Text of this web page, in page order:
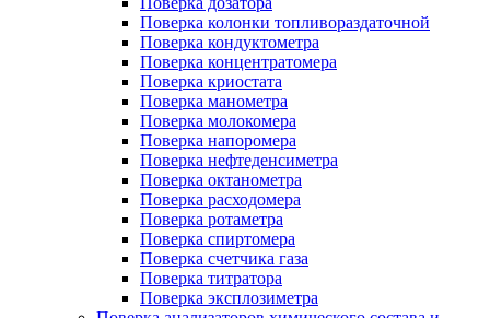
Поверка колонки топливораздаточной
Поверка кондуктометра
Поверка концентратомера
Поверка криостата
Поверка манометра
Поверка молокомера
Поверка напоромера
Поверка нефтеденсиметра
Поверка октанометра
Поверка расходомера
Поверка ротаметра
Поверка спиртомера
Поверка счетчика газа
Поверка титратора
Поверка эксплозиметра